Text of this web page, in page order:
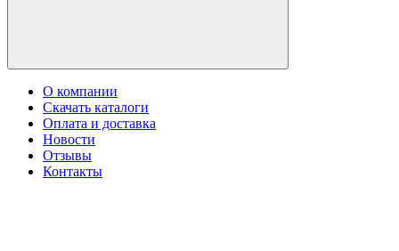
О компании
Скачать каталоги
Оплата и доставка
Новости
Отзывы
Контакты